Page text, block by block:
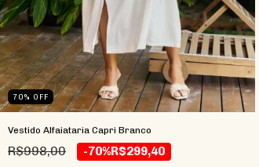
70% OFF
Vestido Alfaiataria Capri Branco
R$998,00 -70%R$299,40